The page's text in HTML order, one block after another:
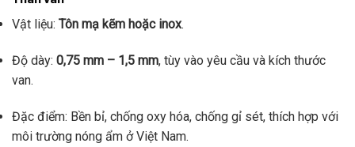
Vật liệu: Tôn mạ kẽm hoặc inox.
Độ dày: 0,75 mm – 1,5 mm, tùy vào yêu cầu và kích thước
van.
Đặc điểm: Bền bỉ, chống oxy hóa, chống gỉ sét, thích hợp với
môi trường nóng ẩm ở Việt Nam.